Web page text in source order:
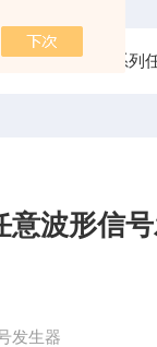
MFG-2000系列
2130M 任意波
信号发生器